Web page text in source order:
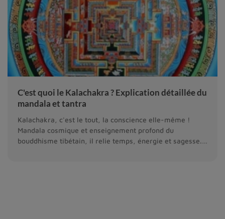
C'est quoi le Kalachakra ? Explication détaillée du
mandala et tantra
Kalachakra, c'est le tout, la conscience elle-même !
Mandala cosmique et enseignement profond du
bouddhisme tibétain, il relie temps, énergie et sagesse.